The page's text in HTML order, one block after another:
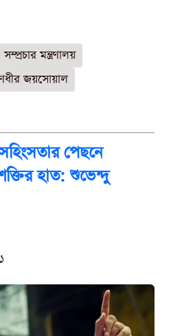
মন্ত্রণালয়
জয়সোয়াল
পেছনে
হাত: শুভেন্দু